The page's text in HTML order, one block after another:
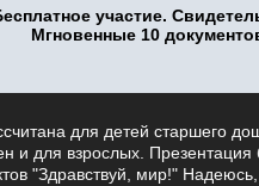
участие.
Мгновенные 10
для детей старшего
и для взрослых.
"Здравствуй, мир!"